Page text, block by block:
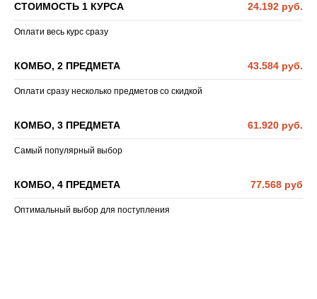
СТОИМОСТЬ 1 КУРСА 24.192 руб.
Оплати весь курс сразу
КОМБО, 2 ПРЕДМЕТА 43.584 руб.
Оплати сразу несколько предметов со скидкой
КОМБО, 3 ПРЕДМЕТА 61.920 руб.
Самый популярный выбор
КОМБО, 4 ПРЕДМЕТА 77.568 руб
Оптимальный выбор для поступления